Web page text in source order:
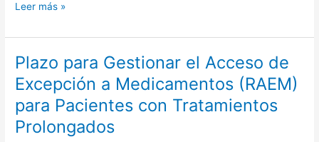
Incluidos
Protocolos
de
Emergencia
Médica
de
Instituciones
Sanitarias
Leer más »
Plazo para Gestionar el Acceso de
Excepción a Medicamentos (RAEM)
para Pacientes con Tratamientos
Prolongados
Plazo
para
Gestionar
el
Acceso